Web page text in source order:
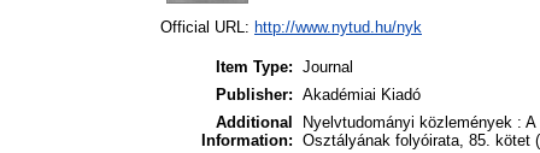
Official URL: http://www.nytud.hu/nyk
Item Type: Journal
Publisher: Akadémiai Kiadó
Additional
Information:
Nyelvtudományi közlemények :
Osztályának folyóirata, 85. kötet